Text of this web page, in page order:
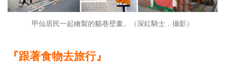
甲仙居民一起繪製的貓巷壁畫。（深紅騎士．攝影）
『跟著食物去旅行』